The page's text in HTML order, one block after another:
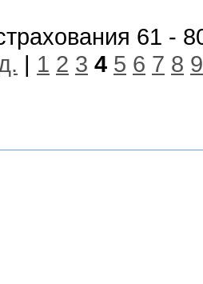
61 -
| 1 2 3 4 5 6 7 8 9